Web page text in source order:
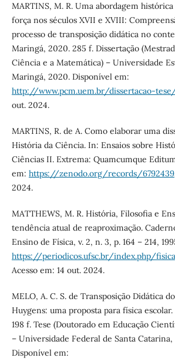
MARTINS, M. R. Uma abordagem
força nos séculos XVII e XVIII:
processo de transposição didática no
Maringá, 2020. 285 f. Dissertação
Ciência e a Matemática) – Universidade
Maringá, 2020. Disponível em:
http://www.pcm.uem.br/dissertacao-
out. 2024.
MARTINS, R. de A. Como elaborar uma
História da Ciência. In: Ensaios sobre
Ciências II. Extrema: Quamcumque
em: https://zenodo.org/records/6792439
2024.
MATTHEWS, M. R. História, Filosofia e
tendência atual de reaproximação.
Ensino de Física, v. 2, n. 3, p. 164 – 214,
https://periodicos.ufsc.br/index.php/
Acesso em: 14 out. 2024.
MELO, A. C. S. de Transposição Didática
Huygens: uma proposta para física
198 f. Tese (Doutorado em Educação
– Universidade Federal de Santa
Disponível em: